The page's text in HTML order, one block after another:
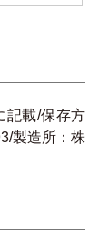
記載/保存方
製造所：株